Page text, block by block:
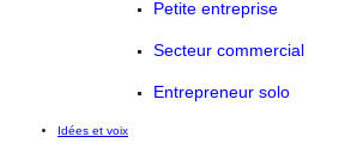
Petite entreprise
Secteur commercial
Entrepreneur solo
Idées et voix